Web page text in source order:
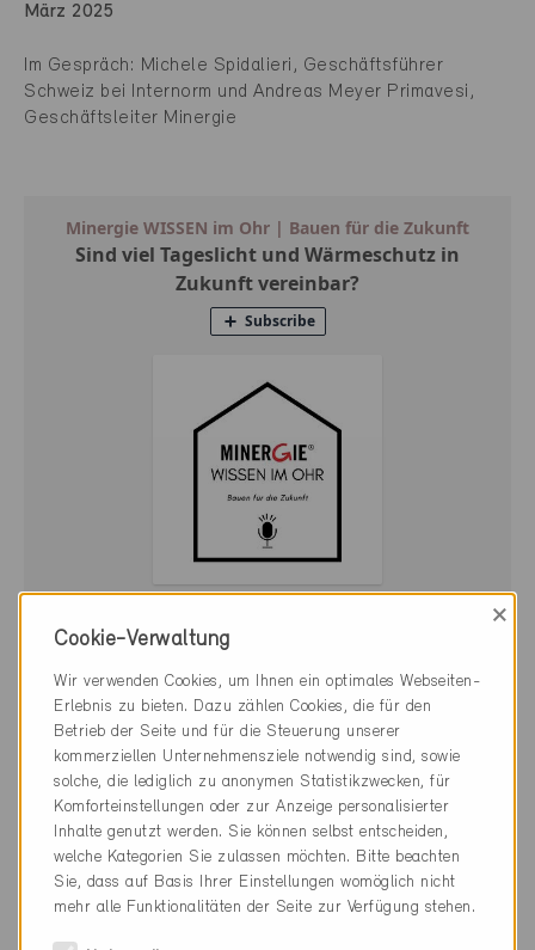
März 2025
Im Gespräch: Michele Spidalieri, Geschäftsführer
Schweiz bei Internorm und Andreas Meyer Primavesi,
Geschäftsleiter Minergie
Folge 9
Dezember 2024
Im Gespräch: Thomas Klink, Team Leader Product
Cookie-Verwaltung
×
Wir verwenden Cookies, um Ihnen ein optimales Webseiten-
Erlebnis zu bieten. Dazu zählen Cookies, die für den
Betrieb der Seite und für die Steuerung unserer
kommerziellen Unternehmensziele notwendig sind, sowie
solche, die lediglich zu anonymen Statistikzwecken, für
Komforteinstellungen oder zur Anzeige personalisierter
Inhalte genutzt werden. Sie können selbst entscheiden,
welche Kategorien Sie zulassen möchten. Bitte beachten
Sie, dass auf Basis Ihrer Einstellungen womöglich nicht
mehr alle Funktionalitäten der Seite zur Verfügung stehen.